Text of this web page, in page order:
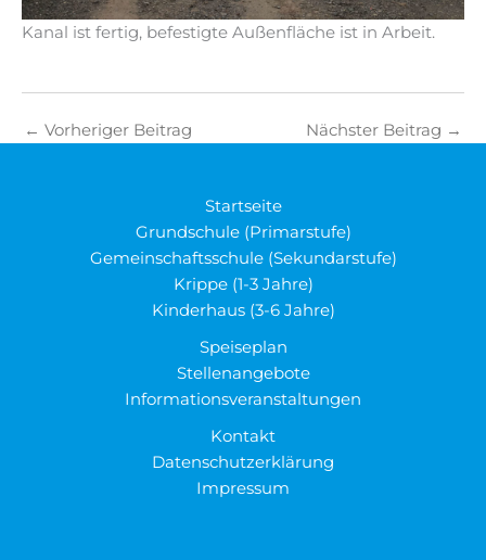
Kanal ist fertig, befestigte Außenfläche ist in Arbeit.
← Vorheriger Beitrag Nächster Beitrag →
Startseite
Grundschule (Primarstufe)
Gemeinschaftsschule (Sekundarstufe)
Krippe (1-3 Jahre)
Kinderhaus (3-6 Jahre)
Speiseplan
Stellenangebote
Informationsveranstaltungen
Kontakt
Datenschutzerklärung
Impressum